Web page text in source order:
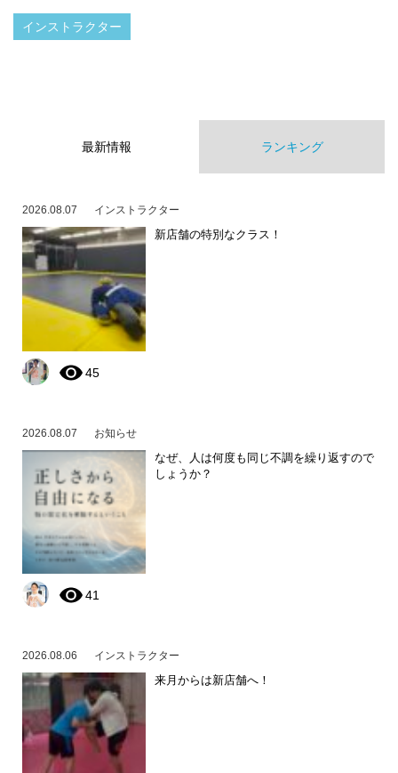
インストラクター
最新情報 ランキング
2026.08.07 インストラクター
新店舗の特別なクラス！
45
2026.08.07 お知らせ
なぜ、人は何度も同じ不調を繰り返すので
しょうか？
41
2026.08.06 インストラクター
来月からは新店舗へ！